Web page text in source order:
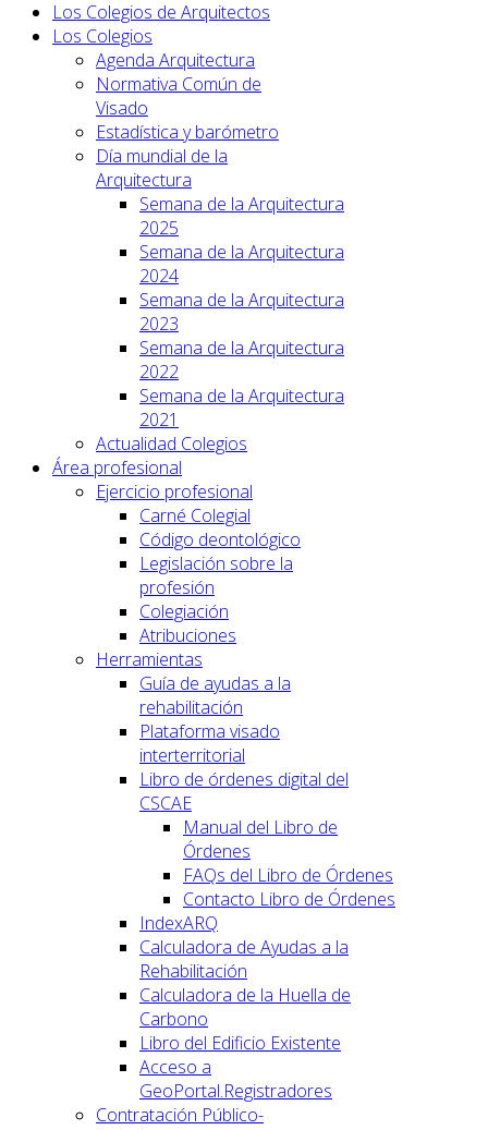
Los Colegios de Arquitectos
Los Colegios
Agenda Arquitectura
Normativa Común de
Visado
Estadística y barómetro
Día mundial de la
Arquitectura
Semana de la Arquitectura
2025
Semana de la Arquitectura
2024
Semana de la Arquitectura
2023
Semana de la Arquitectura
2022
Semana de la Arquitectura
2021
Actualidad Colegios
Área profesional
Ejercicio profesional
Carné Colegial
Código deontológico
Legislación sobre la
profesión
Colegiación
Atribuciones
Herramientas
Guía de ayudas a la
rehabilitación
Plataforma visado
interterritorial
Libro de órdenes digital del
CSCAE
Manual del Libro de
Órdenes
FAQs del Libro de Órdenes
Contacto Libro de Órdenes
IndexARQ
Calculadora de Ayudas a la
Rehabilitación
Calculadora de la Huella de
Carbono
Libro del Edificio Existente
Acceso a
GeoPortal.Registradores
Contratación Público-